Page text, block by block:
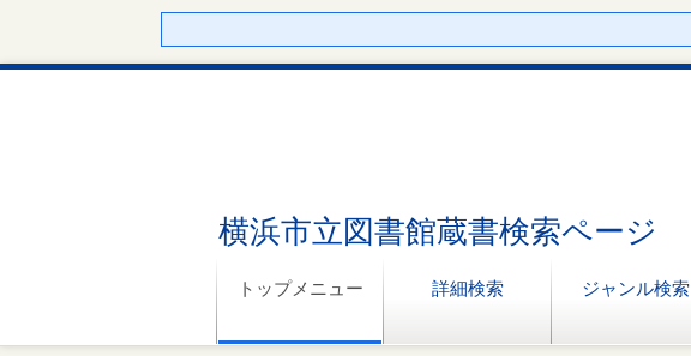
横浜市立図書館蔵書検索ページ
トップメニュー 詳細検索 ジャンル検索